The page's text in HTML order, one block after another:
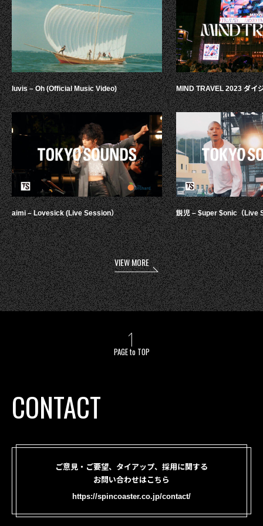
luvis – Oh (Official Music Video)
aimi – Lovesick (Live Session）
MIND TRAVEL 2023 ダイ
鋭児 – $uper $onic（Live
VIEW MORE
PAGE to TOP
CONTACT
ご意見・ご要望、タイアップ、採用に関する
お問い合わせはこちら
https://spincoaster.co.jp/contact/